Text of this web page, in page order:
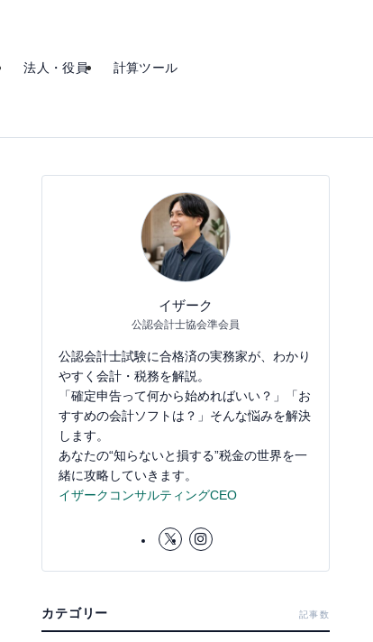
法人・役員 計算ツール
イザーク
公認会計士協会準会員
公認会計士試験に合格済の実務家が、わかり
やすく会計・税務を解説。
「確定申告って何から始めればいい？」「お
すすめの会計ソフトは？」そんな悩みを解決
します。
あなたの“知らないと損する”税金の世界を一
緒に攻略していきます。
イザークコンサルティングCEO
カテゴリー 記事数